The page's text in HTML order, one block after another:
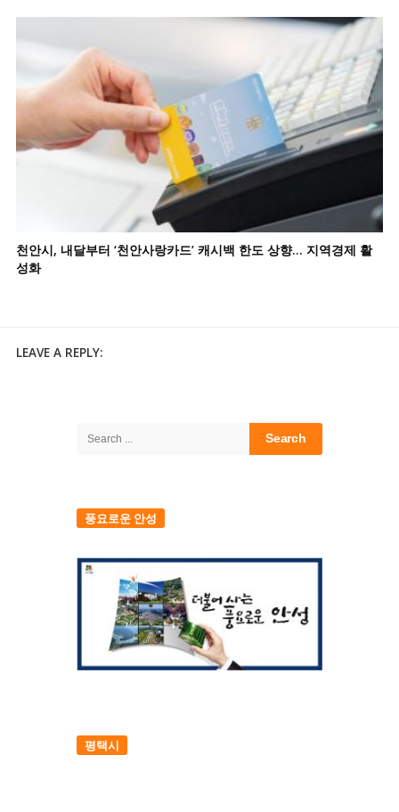
천안시, 내달부터 ‘천안사랑카드’ 캐시백 한도 상향… 지역경제 활
성화
LEAVE A REPLY:
Search
풍요로운 안성
평택시